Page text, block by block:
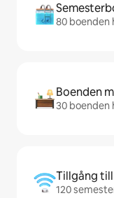
80 boenden
Boenden
30 boenden
Tillgång
120